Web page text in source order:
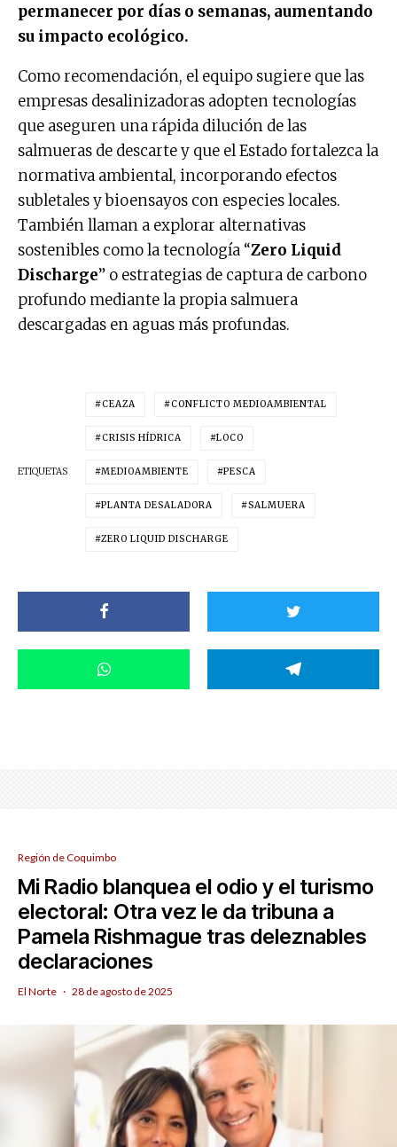
permanecer por días o semanas, aumentando
su impacto ecológico.
Como recomendación, el equipo sugiere que las
empresas desalinizadoras adopten tecnologías
que aseguren una rápida dilución de las
salmueras de descarte y que el Estado fortalezca la
normativa ambiental, incorporando efectos
subletales y bioensayos con especies locales.
También llaman a explorar alternativas
sostenibles como la tecnología “Zero Liquid
Discharge” o estrategias de captura de carbono
profundo mediante la propia salmuera
descargadas en aguas más profundas.
ETIQUETAS
CEAZA CONFLICTO MEDIOAMBIENTAL
CRISIS HÍDRICA LOCO
MEDIOAMBIENTE PESCA
PLANTA DESALADORA SALMUERA
ZERO LIQUID DISCHARGE
Región de Coquimbo
Mi Radio blanquea el odio y el turismo
electoral: Otra vez le da tribuna a
Pamela Rishmague tras deleznables
declaraciones
El Norte · 28 de agosto de 2025